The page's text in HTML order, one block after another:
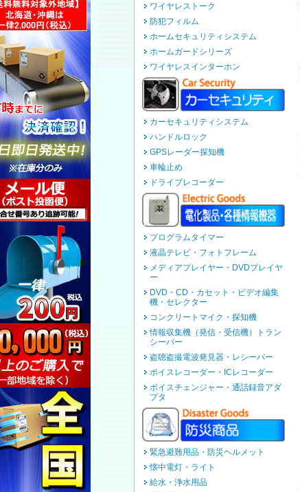
ワイヤレストーク
防犯フィルム
ホームセキュリティシステム
ホームガードシリーズ
ワイヤレスインターホン
カーセキュリティシステム
ハンドルロック
GPSレーダー探知機
車輪止め
ドライブレコーダー
プログラムタイマー
液晶テレビ・フォトフレーム
メディアプレイヤー・DVDプレイヤ
ー
DVD・CD・カセット・ビデオ編集
機・セレクター
コンクリートマイク・探知機
情報収集機（発信・受信機）トラン
シーバー
盗聴盗撮電波発見器・レシーバー
ボイスレコーダー・ICレコーダー
ボイスチェンジャー・通話録音アダ
プタ
緊急避難用品・防災ヘルメット
懐中電灯・ライト
給水・浄水用品